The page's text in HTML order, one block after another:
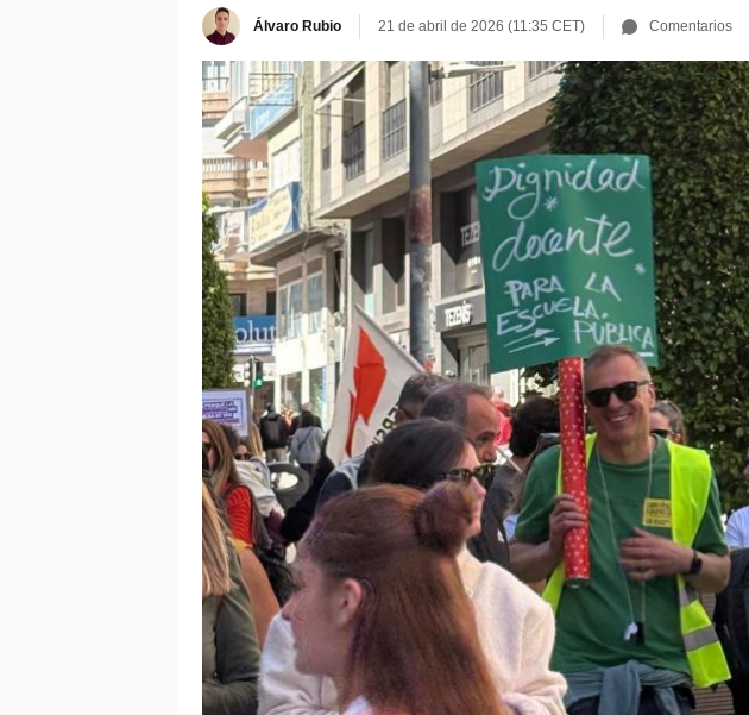
Álvaro Rubio 21 de abril de 2026 (11:35 CET) Comentarios